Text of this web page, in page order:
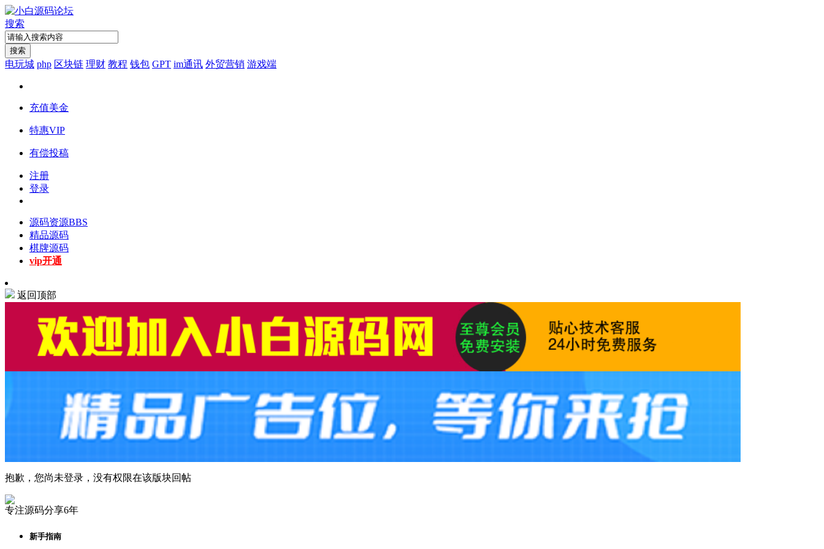
搜索
搜索
电玩城 php 区块链 理财 教程 钱包 GPT im通讯 外贸营销 游戏端
充值美金
特惠VIP
有偿投稿
注册
登录
源码资源BBS
精品源码
棋牌源码
vip开通
返回顶部
抱歉，您尚未登录，没有权限在该版块回帖
专注源码分享6年
新手指南